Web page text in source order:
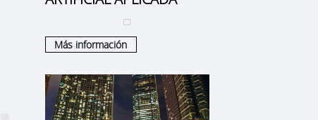
Más información